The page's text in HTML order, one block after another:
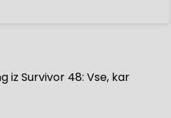
iz Survivor 48: Vse, kar